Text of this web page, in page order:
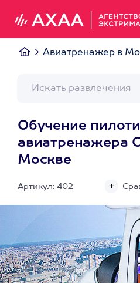
Авиатренажер в
Обучение
авиатренажера
Москве
Артикул: 402